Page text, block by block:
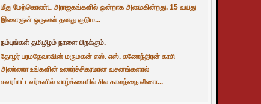
மீது மேற்கொண்ட அராஜகங்களில் ஒன்றாக அமைகின்றது. 15 வயது
இளைஞன் ஒருவன் தனது குடும...
நம்புங்கள் தமிழீழம் நாளை பிறக்கும்.
தோழர் பரமதேவாவின் மருமகன் எஸ். எஸ். கணேந்திரன் காசி
அண்ணா உங்களின் உணர்ச்சிகரமான வசனங்களால்
கவரப்பட்டவர்களில் வாழ்க்கையில் சில காலத்தை வீணா...